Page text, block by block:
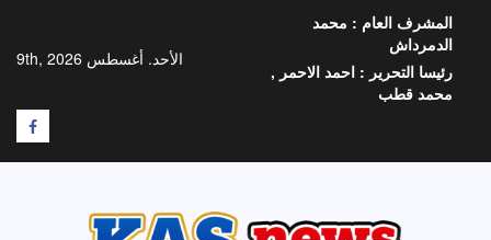
المحتوى
الأحد. أغسطس 9th, 2026
المشرف العام : محمد
الدمرداش
رئيسا التحرير : احمد الاحمر ,
محمد قطب
F